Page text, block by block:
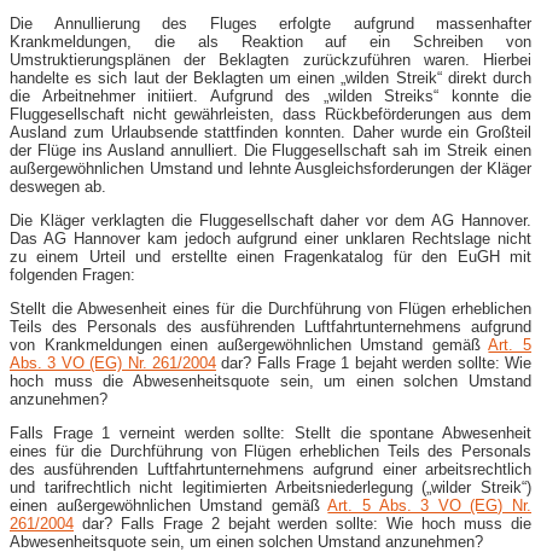
Die Annullierung des Fluges erfolgte aufgrund massenhafter
Krankmeldungen, die als Reaktion auf ein Schreiben von
Umstruktierungsplänen der Beklagten zurückzuführen waren. Hierbei
handelte es sich laut der Beklagten um einen „wilden Streik“ direkt durch
die Arbeitnehmer initiiert. Aufgrund des „wilden Streiks“ konnte die
Fluggesellschaft nicht gewährleisten, dass Rückbeförderungen aus dem
Ausland zum Urlaubsende stattfinden konnten. Daher wurde ein Großteil
der Flüge ins Ausland annulliert. Die Fluggesellschaft sah im Streik einen
außergewöhnlichen Umstand und lehnte Ausgleichsforderungen der Kläger
deswegen ab.
Die Kläger verklagten die Fluggesellschaft daher vor dem AG Hannover.
Das AG Hannover kam jedoch aufgrund einer unklaren Rechtslage nicht
zu einem Urteil und erstellte einen Fragenkatalog für den EuGH mit
folgenden Fragen:
Stellt die Abwesenheit eines für die Durchführung von Flügen erheblichen
Teils des Personals des ausführenden Luftfahrtunternehmens aufgrund
von Krankmeldungen einen außergewöhnlichen Umstand gemäßArt. 5
Abs. 3 VO (EG) Nr. 261/2004dar? Falls Frage 1 bejaht werden sollte: Wie
hoch muss die Abwesenheitsquote sein, um einen solchen Umstand
anzunehmen?
Falls Frage 1 verneint werden sollte: Stellt die spontane Abwesenheit
eines für die Durchführung von Flügen erheblichen Teils des Personals
des ausführenden Luftfahrtunternehmens aufgrund einer arbeitsrechtlich
und tarifrechtlich nicht legitimierten Arbeitsniederlegung („wilder Streik“)
einen außergewöhnlichen Umstand gemäßArt. 5 Abs. 3 VO (EG) Nr.
261/2004 dar? Falls Frage 2 bejaht werden sollte: Wie hoch muss die
Abwesenheitsquote sein, um einen solchen Umstand anzunehmen?